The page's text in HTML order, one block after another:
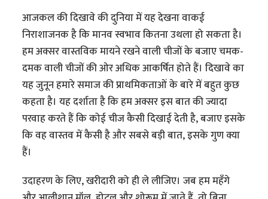
आजकल की दिखावे की दुनिया में यह देखना वाकई
निराशाजनक है कि मानव स्वभाव कितना उथला हो सकता है।
हम अक्सर वास्तविक मायने रखने वाली चीजों के बजाए चमक-
दमक वाली चीजों की ओर अधिक आकर्षित होते हैं। दिखावे का
यह जुनून हमारे समाज की प्राथमिकताओं के बारे में बहुत कुछ
कहता है। यह दर्शाता है कि हम अक्सर इस बात की ज्यादा
परवाह करते हैं कि कोई चीज कैसी दिखाई देती है, बजाए इसके
कि वह वास्तव में कैसी है और सबसे बड़ी बात, इसके गुण क्या
हैं।
उदाहरण के लिए, खरीदारी को ही ले लीजिए। जब हम महँगे